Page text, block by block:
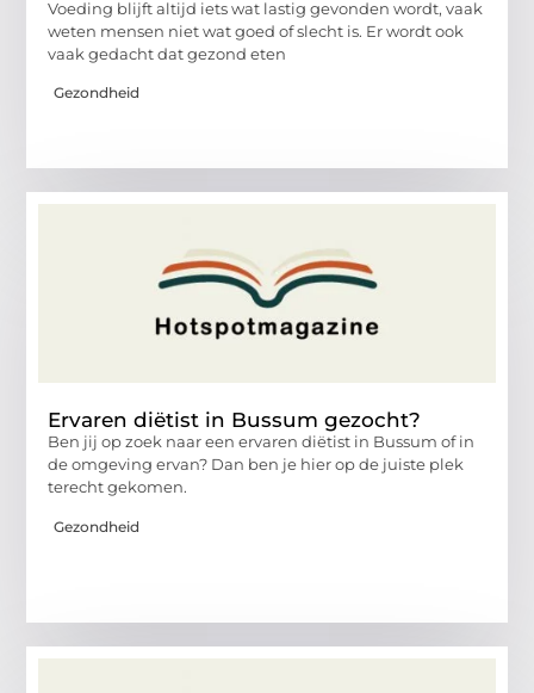
Voeding blijft altijd iets wat lastig gevonden wordt, vaak
weten mensen niet wat goed of slecht is. Er wordt ook
vaak gedacht dat gezond eten
Gezondheid
Ervaren diëtist in Bussum gezocht?
Ben jij op zoek naar een ervaren diëtist in Bussum of in
de omgeving ervan? Dan ben je hier op de juiste plek
terecht gekomen.
Gezondheid